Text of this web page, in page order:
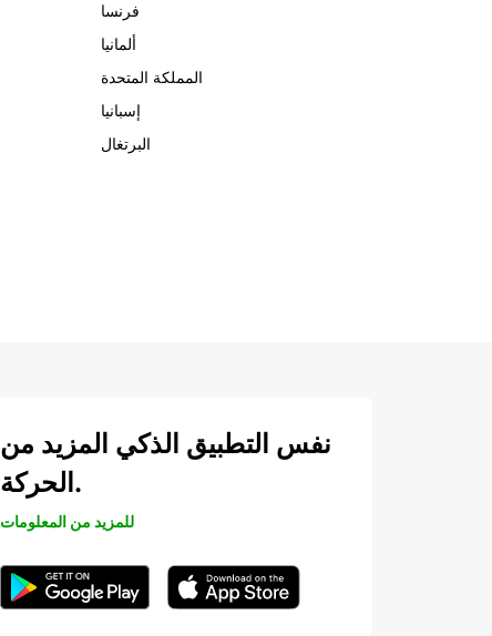
فرنسا
ألمانيا
المملكة المتحدة
إسبانيا
البرتغال
نفس التطبيق الذكي المزيد من
الحركة.
للمزيد من المعلومات